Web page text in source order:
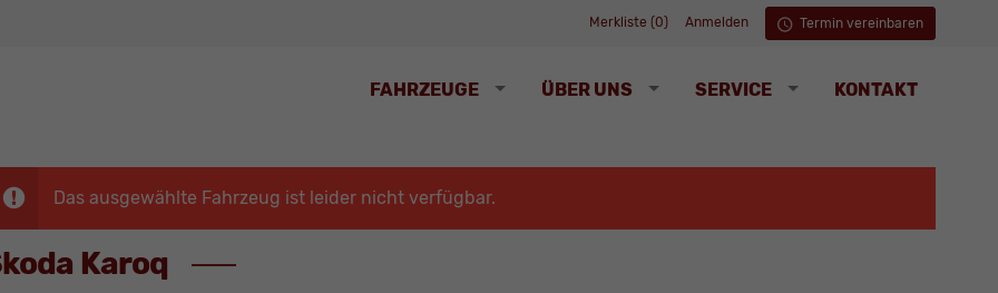
Merkliste (0) Anmelden Termin vereinbaren
FAHRZEUGE ÜBER UNS SERVICE KONTAKT
Das ausgewählte Fahrzeug ist leider nicht verfügbar.
Karoq